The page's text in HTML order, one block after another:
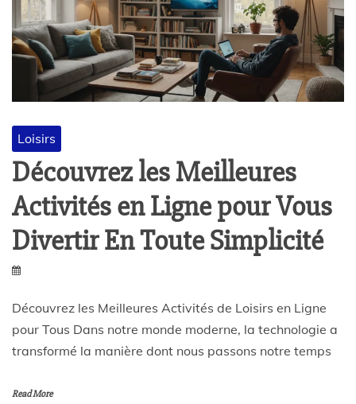
Loisirs
Découvrez les Meilleures
Activités en Ligne pour Vous
Divertir En Toute Simplicité
Découvrez les Meilleures Activités de Loisirs en Ligne
pour Tous Dans notre monde moderne, la technologie a
transformé la manière dont nous passons notre temps
Read More